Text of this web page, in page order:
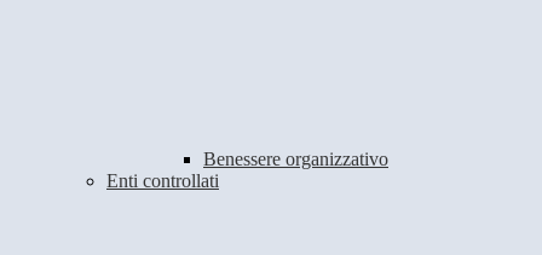
Benessere organizzativo
Enti controllati